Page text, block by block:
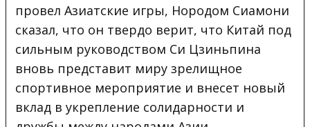
провел Азиатские игры, Нородом Сиамони
сказал, что он твердо верит, что Китай под
сильным руководством Си Цзиньпина
вновь представит миру зрелищное
спортивное мероприятие и внесет новый
вклад в укрепление солидарности и